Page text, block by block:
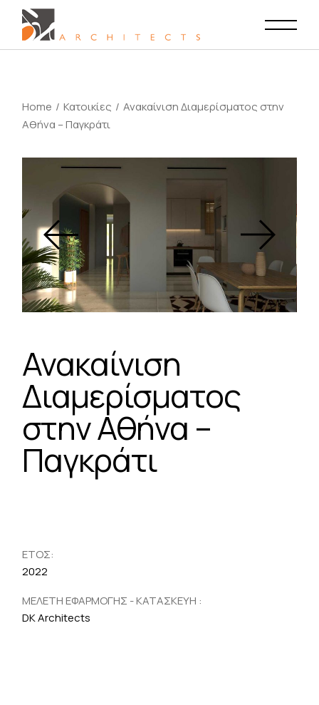
Home Κατοικίες
Ανακαίνιση Διαμερίσματος στην
Αθήνα – Παγκράτι
Ανακαίνιση
Διαμερίσματος
στην Αθήνα –
Παγκράτι
ΕΤΟΣ:
2022
ΜΕΛΕΤΗ ΕΦΑΡΜΟΓΗΣ - ΚΑΤΑΣΚΕΥΗ :
DK Architects